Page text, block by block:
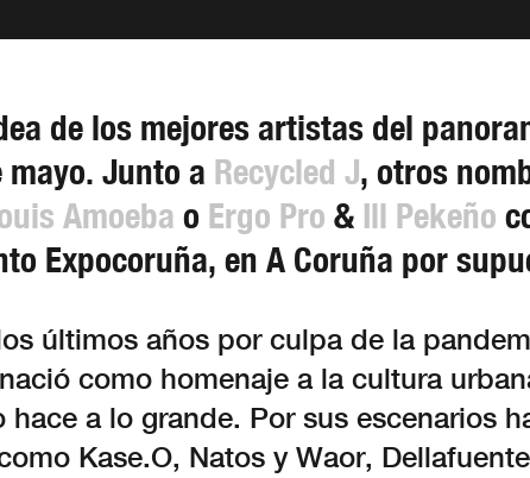
de los mejores artistas del
Junto a Recycled J, otros
Amoeba o Ergo Pro & Ill Pekeño
Expocoruña, en A Coruña por
últimos años por culpa de la
como homenaje a la cultura
hace a lo grande. Por sus escenarios
Kase.O, Natos y Waor,